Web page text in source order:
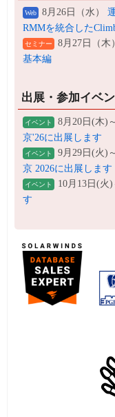
Web 8月26日（水）
RMMを統合した
セミナー 8月27日（木）
基本編
出展・参加イベ
イベント 8月20日(木)
京'26に出展します
イベント 9月29日(火)
京 2026に出展します
イベント 10月13日(火
す